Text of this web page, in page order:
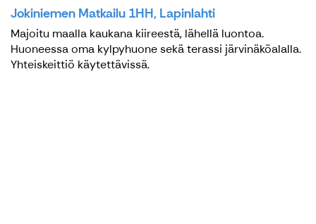
Jokiniemen Matkailu 1HH, Lapinlahti
Majoitu maalla kaukana kiireestä, lähellä luontoa.
Huoneessa oma kylpyhuone sekä terassi järvinäköalalla.
Yhteiskeittiö käytettävissä.